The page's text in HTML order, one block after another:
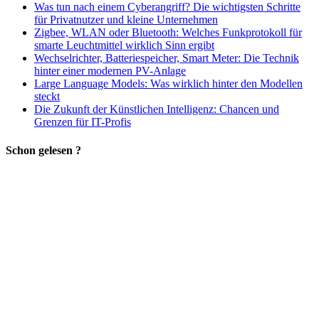
Was tun nach einem Cyberangriff? Die wichtigsten Schritte
für Privatnutzer und kleine Unternehmen
Zigbee, WLAN oder Bluetooth: Welches Funkprotokoll für
smarte Leuchtmittel wirklich Sinn ergibt
Wechselrichter, Batteriespeicher, Smart Meter: Die Technik
hinter einer modernen PV-Anlage
Large Language Models: Was wirklich hinter den Modellen
steckt
Die Zukunft der Künstlichen Intelligenz: Chancen und
Grenzen für IT-Profis
Schon gelesen ?